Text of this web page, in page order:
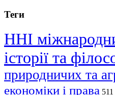
Теги
ННІ
історії та
природничих та
економіки і права 511